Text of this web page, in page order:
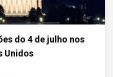
do 4 de julho nos
Unidos